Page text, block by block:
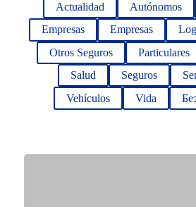
Actualidad Autónomos
Empresas
Empresas
Otros Seguros
Particulares
Salud
Seguros
Vehículos
Vida